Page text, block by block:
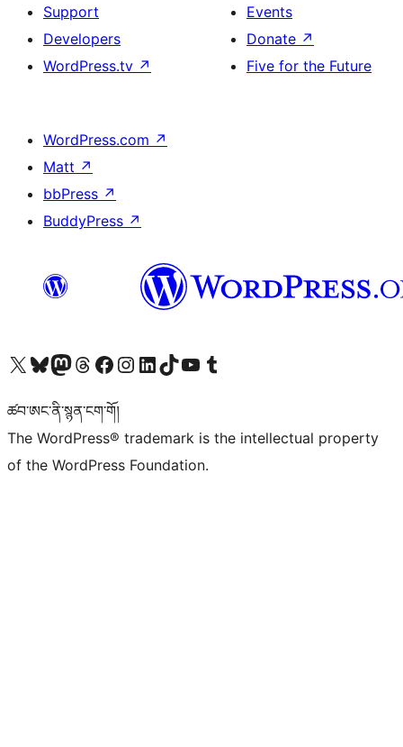
Support
Developers
WordPress.tv ↗
Events
Donate ↗
Five for the Future
WordPress.com ↗
Matt ↗
bbPress ↗
BuddyPress ↗
Visit our X (formerly Twitter) account
Visit our Bluesky account
Visit our Mastodon account
Visit our Threads account
Visit our Facebook page
Visit our Instagram account
Visit our LinkedIn account
Visit our TikTok account
Visit our YouTube channel
Visit our Tumblr account
ཚབ་ཨང་ནི་སྙན་ངག་གོ།
The WordPress® trademark is the intellectual property
of the WordPress Foundation.